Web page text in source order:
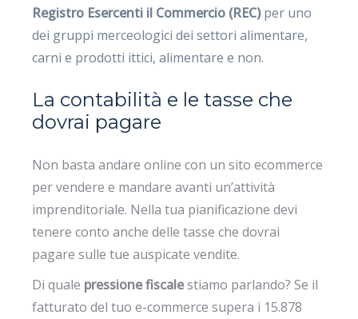
Registro Esercenti il Commercio (REC)per uno
dei gruppi merceologici dei settori alimentare,
carni e prodotti ittici, alimentare e non.
La contabilità e le tasse che
dovrai pagare
Non basta andare online con un sito ecommerce
per vendere e mandare avanti un’attività
imprenditoriale. Nella tua pianificazione devi
tenere conto anche delle tasse che dovrai
pagare sulle tue auspicate vendite.
Di quale pressione fiscalestiamo parlando? Se il
fatturato del tuo e-commerce supera i 15.878